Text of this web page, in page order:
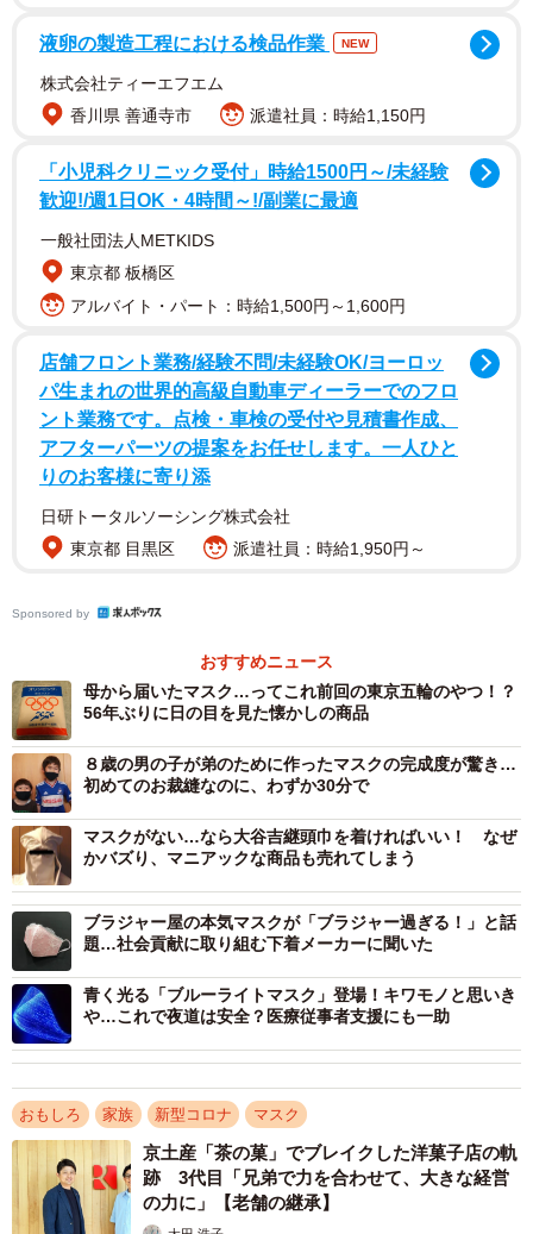
まで覆うほど！思わず「感想は、前が見えません」とツイ
ートしたところ、「顔面マスク」「おばあちゃんの愛の大
きさ」「おばあちゃん可愛い」と感動（？）の声が続々と
おばあちゃんからマスクが届いたので早速付けてみました
感想は前が見えません😶 pic.twitter.com/TWGGxF6J0c
— 三浦萌夏 (@moeka_zaurusu)May 28, 2020
「私が学童保育で先生として働いているのを知ってい
て、コロナの影響で毎日マスクを使わないといけないの
で、気を使って作ってくれたのだと思います」と三浦さ
ん。「おばあちゃんは、料理も美味しいし、なんでも出来
て自分自身にも私にもしっかりとしている人」といい、同
三浦さんが忙しいのをおもんぱかってか、サイズの問い合
2/2
おばあちゃんからの手紙。字もお上手で、お人柄がにじみ出ているよう
液卵の製造工程における検品作業 NEW
株式会社ティーエフエム
香川県 善通寺市
派遣社員：時給1,150円
「小児科クリニック受付」時給1500円～/未経験
歓迎!/週1日OK・4時間～!/副業に最適
一般社団法人METKIDS
東京都 板橋区
アルバイト・パート：時給1,500円～1,600円
店舗フロント業務/経験不問/未経験OK/ヨーロッ
パ生まれの世界的高級自動車ディーラーでのフロ
ント業務です。点検・車検の受付や見積書作成、
アフターパーツの提案をお任せします。一人ひと
りのお客様に寄り添
日研トータルソーシング株式会社
東京都 目黒区
派遣社員：時給1,950円～
Sponsored by
おすすめニュース
母から届いたマスク…ってこれ前回の東京五輪のやつ！？
56年ぶりに日の目を見た懐かしの商品
８歳の男の子が弟のために作ったマスクの完成度が驚き…
初めてのお裁縫なのに、わずか30分で
マスクがない…なら大谷吉継頭巾を着ければいい！ なぜ
かバズり、マニアックな商品も売れてしまう
ブラジャー屋の本気マスクが「ブラジャー過ぎる！」と話
題…社会貢献に取り組む下着メーカーに聞いた
青く光る「ブルーライトマスク」登場！キワモノと思いき
や…これで夜道は安全？医療従事者支援にも一助
おもしろ 家族 新型コロナ マスク
京土産「茶の菓」でブレイクした洋菓子店の軌
跡 3代目「兄弟で力を合わせて、大きな経営
の力に」【老舗の継承】